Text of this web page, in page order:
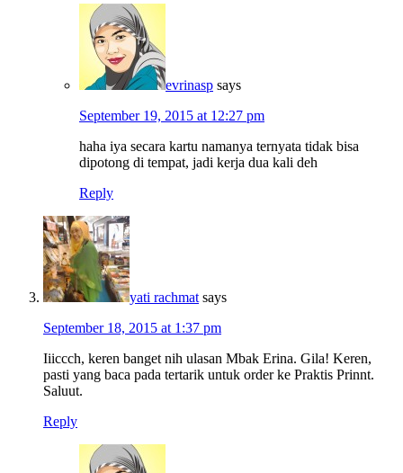
evrinasp says
September 19, 2015 at 12:27 pm
haha iya secara kartu namanya ternyata tidak bisa
dipotong di tempat, jadi kerja dua kali deh
Reply
yati rachmat says
September 18, 2015 at 1:37 pm
Iiiccch, keren banget nih ulasan Mbak Erina. Gila! Keren,
pasti yang baca pada tertarik untuk order ke Praktis Prinnt.
Saluut.
Reply